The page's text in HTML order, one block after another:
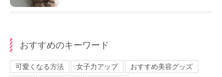
おすすめのキーワード
可愛くなる方法 女子力アップ
おすすめ美容グッズ